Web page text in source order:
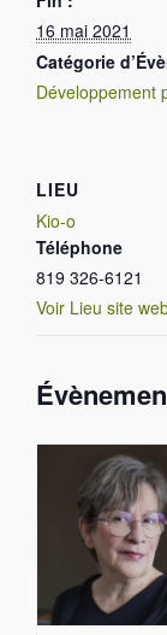
16 mai 2021
Catégorie
Développement
LIEU
Kio-o
Téléphone
819 326-6121
Voir Lieu site